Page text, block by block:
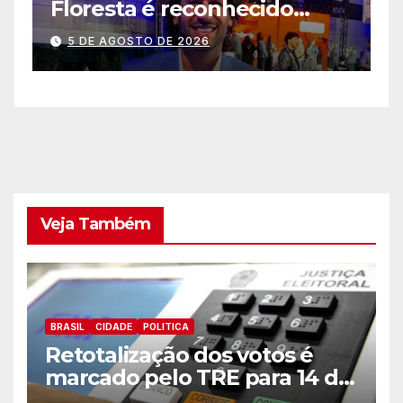
melhor mês dede sua
inauguração
5 DE AGOSTO DE 2026
Veja Também
BRASIL CIDADE POLITICA
Retotalização dos votos é
marcado pelo TRE para 14 de